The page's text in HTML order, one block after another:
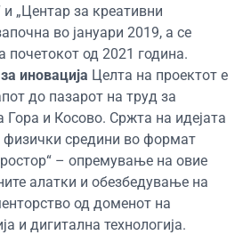
„Центар за креативни
во јануари 2019, а се
почетокот од 2021 година.
иновација Целта на проектот е
до пазарот на труд за
Гора и Косово. Сржта на идејата
физички средини во формат
– опремување на овие
алатки и обезбедување на
од доменот на
и дигитална технологија.